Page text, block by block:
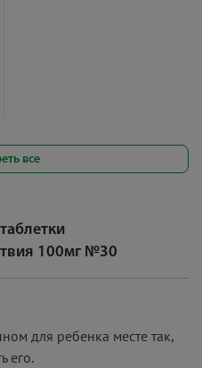
все
100мг №30
для ребенка месте так,
его.